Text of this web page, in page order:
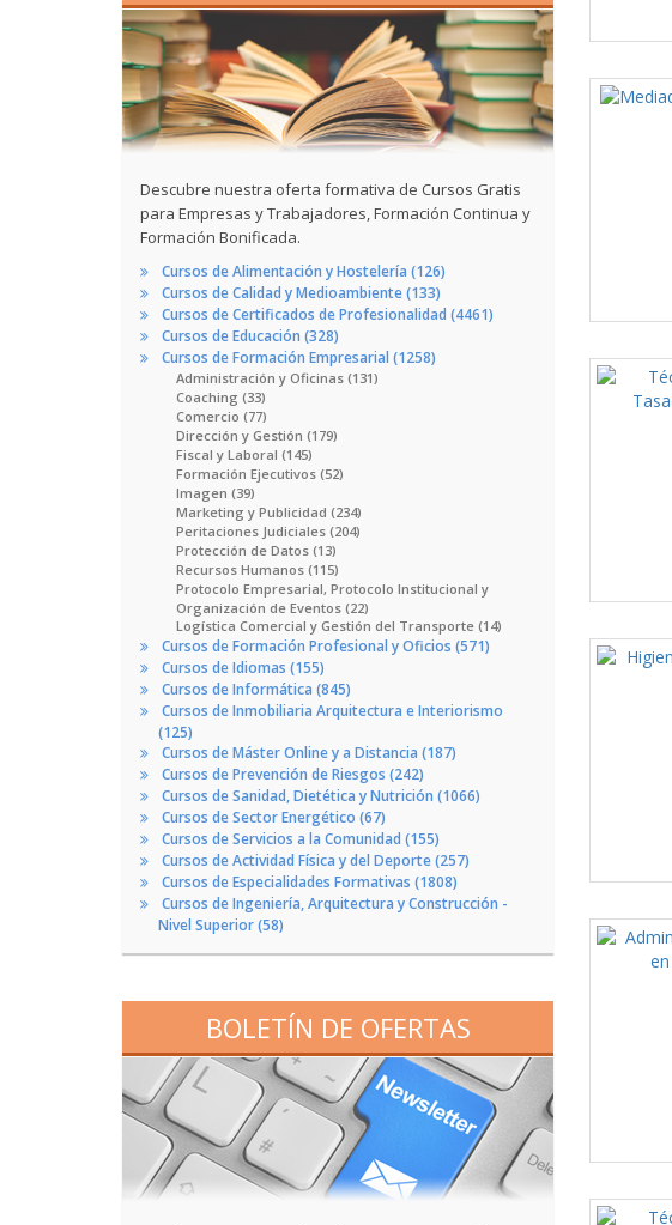
Descubre nuestra oferta formativa de Cursos Gratis
para Empresas y Trabajadores, Formación Continua y
Formación Bonificada.
Cursos de Alimentación y Hostelería (126)
Cursos de Calidad y Medioambiente (133)
Cursos de Certificados de Profesionalidad (4461)
Cursos de Educación (328)
Cursos de Formación Empresarial (1258)
Administración y Oficinas (131)
Coaching (33)
Comercio (77)
Dirección y Gestión (179)
Fiscal y Laboral (145)
Formación Ejecutivos (52)
Imagen (39)
Marketing y Publicidad (234)
Peritaciones Judiciales (204)
Protección de Datos (13)
Recursos Humanos (115)
Protocolo Empresarial, Protocolo Institucional y
Organización de Eventos (22)
Logística Comercial y Gestión del Transporte (14)
Cursos de Formación Profesional y Oficios (571)
Cursos de Idiomas (155)
Cursos de Informática (845)
Cursos de Inmobiliaria Arquitectura e Interiorismo
(125)
Cursos de Máster Online y a Distancia (187)
Cursos de Prevención de Riesgos (242)
Cursos de Sanidad, Dietética y Nutrición (1066)
Cursos de Sector Energético (67)
Cursos de Servicios a la Comunidad (155)
Cursos de Actividad Física y del Deporte (257)
Cursos de Especialidades Formativas (1808)
Cursos de Ingeniería, Arquitectura y Construcción -
Nivel Superior (58)
BOLETÍN DE OFERTAS